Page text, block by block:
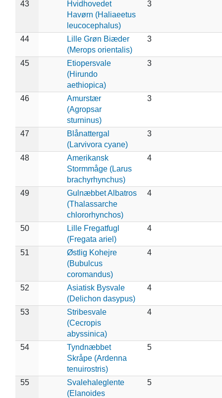
43
Hvidhovedet
Havørn (Haliaeetus
leucocephalus)
3
44
Lille Grøn Biæder
(Merops orientalis)
3
45
Etiopersvale
(Hirundo
aethiopica)
3
46
Amurstær
(Agropsar
sturninus)
3
47
Blånattergal
(Larvivora cyane)
3
48
Amerikansk
Stormmåge (Larus
brachyrhynchus)
4
49
Gulnæbbet Albatros
(Thalassarche
chlororhynchos)
4
50
Lille Fregatfugl
(Fregata ariel)
4
51
Østlig Kohejre
(Bubulcus
coromandus)
4
52
Asiatisk Bysvale
(Delichon dasypus)
4
53
Stribesvale
(Cecropis
abyssinica)
4
54
Tyndnæbbet
Skråpe (Ardenna
tenuirostris)
5
55
Svalehaleglente
(Elanoides
5